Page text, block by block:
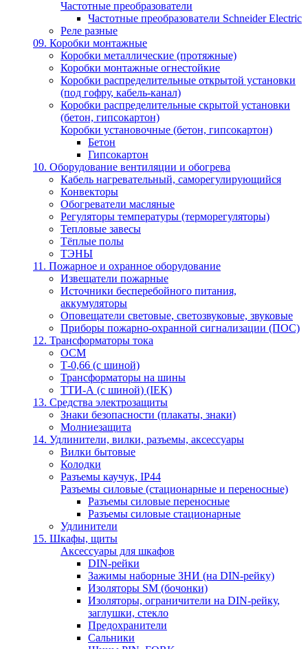
Частотные преобразователи
Частотные преобразователи Schneider Electric
Реле разные
09. Коробки монтажные
Коробки металлические (протяжные)
Коробки монтажные огнестойкие
Коробки распределительные открытой установки
(под гофру, кабель-канал)
Коробки распределительные скрытой установки
(бетон, гипсокартон)
Коробки установочные (бетон, гипсокартон)
Бетон
Гипсокартон
10. Оборудование вентиляции и обогрева
Кабель нагревательный, саморегулирующийся
Конвекторы
Обогреватели масляные
Регуляторы температуры (терморегуляторы)
Тепловые завесы
Тёплые полы
ТЭНЫ
11. Пожарное и охранное оборудование
Извещатели пожарные
Источники бесперебойного питания,
аккумуляторы
Оповещатели световые, светозвуковые, звуковые
Приборы пожарно-охранной сигнализации (ПОС)
12. Трансформаторы тока
ОСМ
Т-0,66 (с шиной)
Трансформаторы на шины
ТТИ-А (с шиной) (IEK)
13. Средства электрозащиты
Знаки безопасности (плакаты, знаки)
Молниезащита
14. Удлинители, вилки, разъемы, аксессуары
Вилки бытовые
Колодки
Разъемы каучук, IP44
Разъемы силовые (стационарные и переносные)
Разъемы силовые переносные
Разъемы силовые стационарные
Удлинители
15. Шкафы, щиты
Аксессуары для шкафов
DIN-рейки
Зажимы наборные ЗНИ (на DIN-рейку)
Изоляторы SM (бочонки)
Изоляторы, ограничители на DIN-рейку,
заглушки, стекло
Предохранители
Сальники